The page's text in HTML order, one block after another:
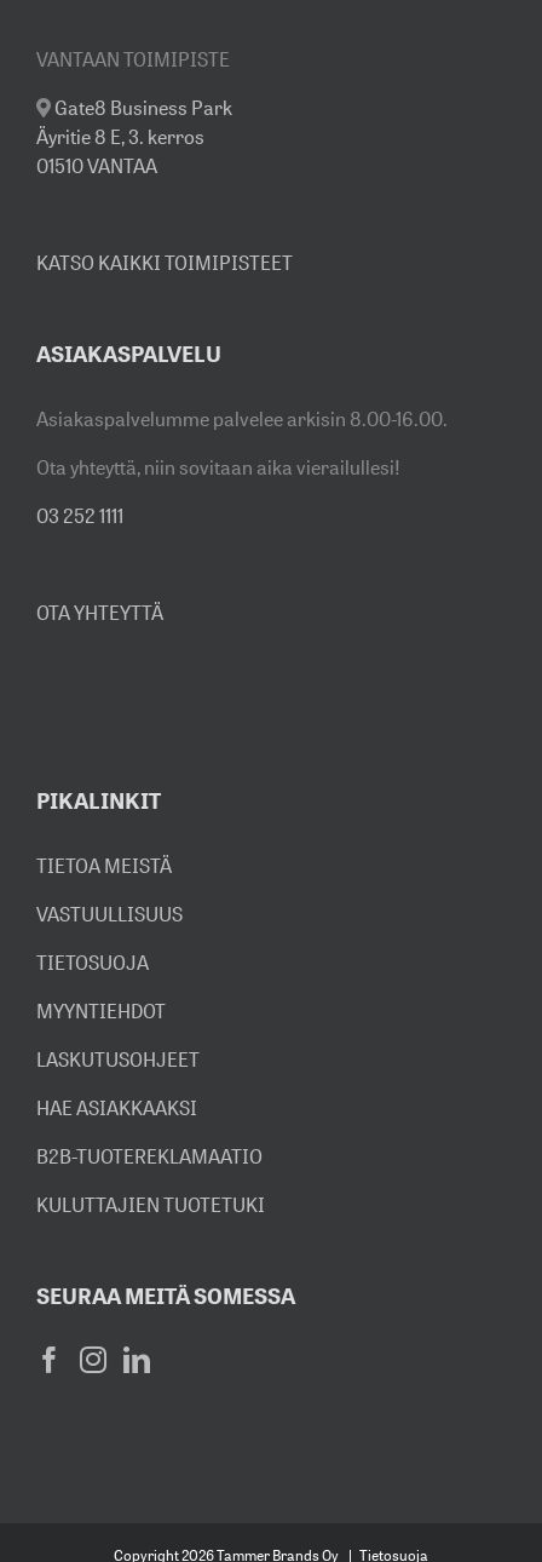
VANTAAN TOIMIPISTE
Gate8 Business Park
Äyritie 8 E, 3. kerros
01510 VANTAA
KATSO KAIKKI TOIMIPISTEET
ASIAKASPALVELU
Asiakaspalvelumme palvelee arkisin 8.00-16.00.
Ota yhteyttä, niin sovitaan aika vierailullesi!
03 252 1111
OTA YHTEYTTÄ
PIKALINKIT
TIETOA MEISTÄ
VASTUULLISUUS
TIETOSUOJA
MYYNTIEHDOT
LASKUTUSOHJEET
HAE ASIAKKAAKSI
B2B-TUOTEREKLAMAATIO
KULUTTAJIEN TUOTETUKI
SEURAA MEITÄ SOMESSA
Copyright2026 Tammer Brands Oy | Tietosuoja